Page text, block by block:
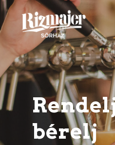
bérelj